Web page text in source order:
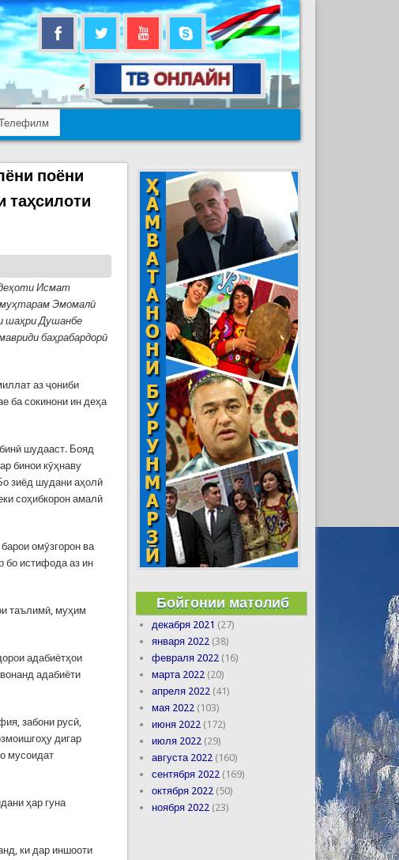
поёни
таҳсилоти
деҳоти Исмат
Эмомалӣ
шаҳри Душанбе
баҳрабардорӣ
аз ҷониби
ба сокинони ин деҳа
шудааст. Бояд
бинои кӯҳнаву
зиёд шудани аҳолӣ
соҳибкорон амалӣ
омӯзгорон ва
бо истифода аз ин
таълимӣ, муҳим
адабиётҳои
адабиёти
забони русӣ,
дигар
мусоидат
ҳар гуна
ки дар иншооти
Бойгонии матолиб
декабря 2021 (27)
января 2022 (38)
февраля 2022 (16)
марта 2022 (20)
апреля 2022 (41)
мая 2022 (103)
июня 2022 (172)
июля 2022 (29)
августа 2022 (160)
сентября 2022 (169)
октября 2022 (50)
ноября 2022 (23)